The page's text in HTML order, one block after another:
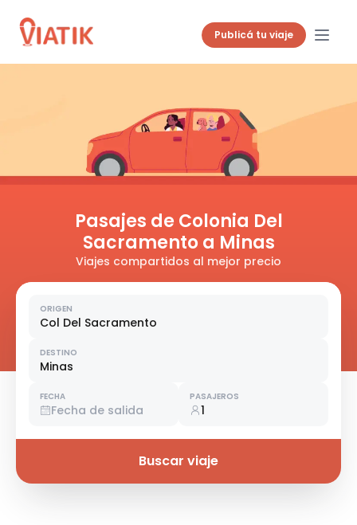
Publicá tu viaje
Pasajes de Colonia Del
Sacramento a Minas
Viajes compartidos al mejor precio
ORIGEN
Col Del Sacramento
DESTINO
Minas
FECHA
Fecha de salida
PASAJEROS
1
Buscar viaje